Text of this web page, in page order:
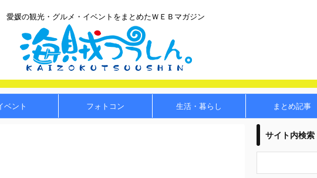
愛媛の観光・グルメ・イベントをまとめたＷＥＢマガジン
ベント フォトコン 生活・暮らし まとめ記事
サイト内検索